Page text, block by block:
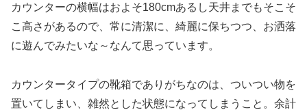
カウンターの横幅はおよそ180cmあるし天井までもそこそ
こ高さがあるので、常に清潔に、綺麗に保ちつつ、お洒落
に遊んでみたいな～なんて思っています。
カウンタータイプの靴箱でありがちなのは、ついつい物を
置いてしまい、雑然とした状態になってしまうこと。余計